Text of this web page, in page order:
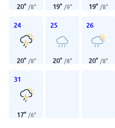
20° /8° 19° /9° 19° /8°
24
20° /8°
25
20° /8°
26
20° /8°
31
17° /6°